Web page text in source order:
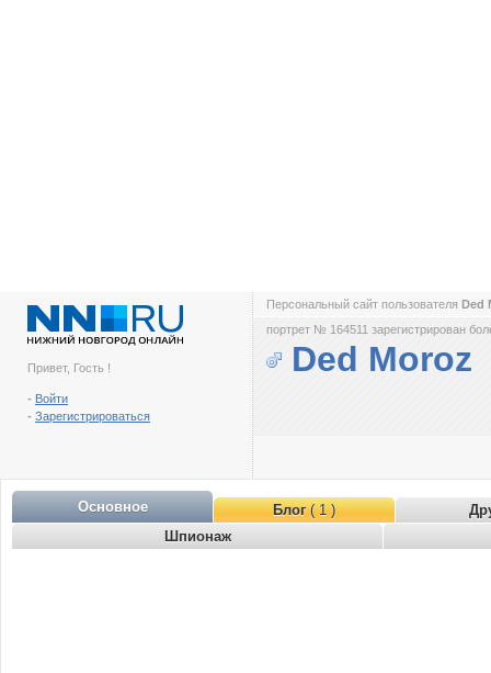
Привет, Гость !
- Войти
- Зарегистрироваться
Персональный сайт пользователя Ded
портрет № 164511 зарегистрирован
Ded Moroz
Основное Блог( 1 )
Шпионаж